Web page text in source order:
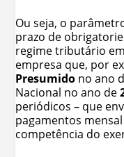
Ou seja, o
prazo de
regime tributário
empresa que, por
Presumido no ano
Nacional no ano de
periódicos – que
pagamentos
competência do